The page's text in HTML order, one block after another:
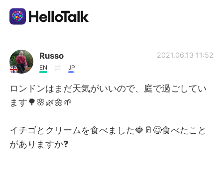
언어 교환 앱
AI Grammar Checker
한국어
English
Russo
EN JP
2021.06.13 11:52
ロンドンはまだ天気がいいので、庭で過ごしてい
ます🌳🌸🌿🌼🌱
イチゴとクリームを食べました🍓🥛😋食べたこと
がありますか❓